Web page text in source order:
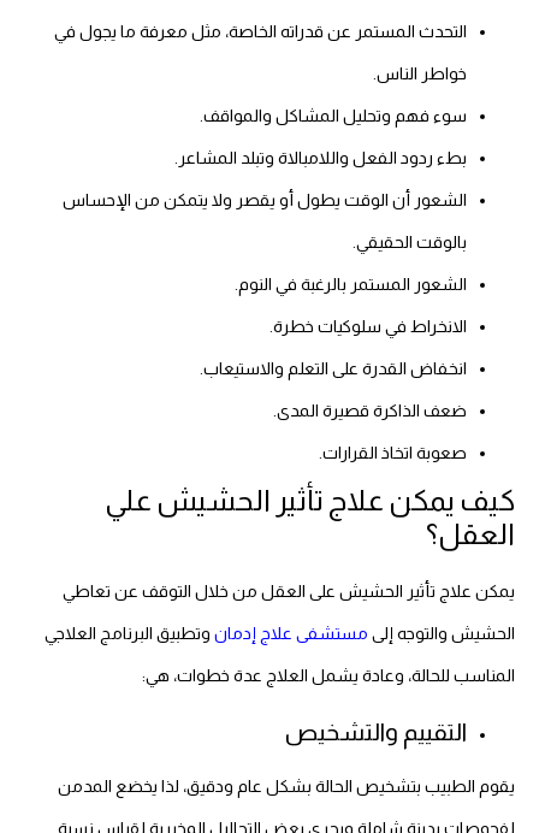
التحدث المستمر عن قدراته الخاصة، مثل معرفة ما يجول في
خواطر الناس.
سوء فهم وتحليل المشاكل والمواقف.
بطء ردود الفعل واللامبالاة وتبلد المشاعر.
الشعور أن الوقت يطول أو يقصر ولا يتمكن من الإحساس
بالوقت الحقيقي.
الشعور المستمر بالرغبة في النوم.
الانخراط في سلوكيات خطرة.
انخفاض القدرة على التعلم والاستيعاب.
ضعف الذاكرة قصيرة المدى.
صعوبة اتخاذ القرارات.
كيف يمكن علاج تأثير الحشيش علي
العقل؟
يمكن علاج تأثير الحشيش على العقل من خلال التوقف عن تعاطي
الحشيش والتوجه إلى مستشفى علاج إدمان وتطبيق البرنامج العلاجي
المناسب للحالة، وعادة يشمل العلاج عدة خطوات، هي:
التقييم والتشخيص
يقوم الطبيب بتشخيص الحالة بشكل عام ودقيق، لذا يخضع المدمن
لفحوصات بدينة شاملة ويجري بعض التحاليل المخبرية لقياس نسبة